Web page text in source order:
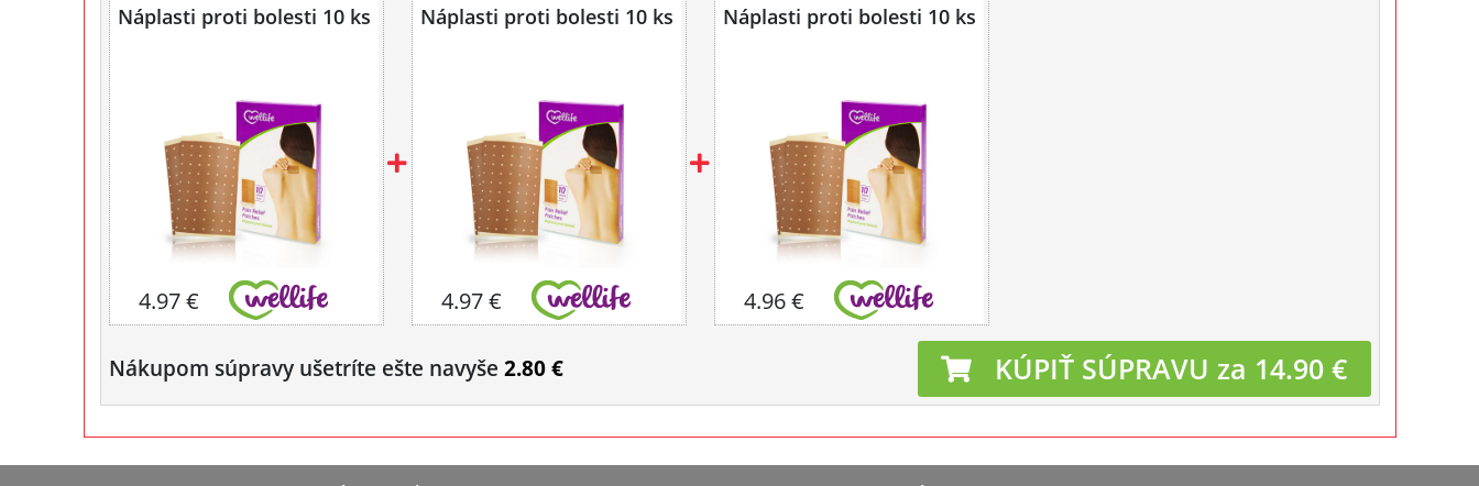
Náplasti proti bolesti 10 ks
4.97 €
Náplasti proti bolesti 10 ks
4.97 €
Náplasti proti bolesti 10 ks
4.96 €
Nákupom súpravy ušetríte ešte navyše 2.80 € KÚPIŤ SÚPRAVU za 14.90 €